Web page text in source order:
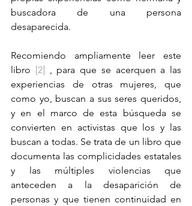
buscadora de una persona
desaparecida.
Recomiendo ampliamente leer este
libro [2] , para que se acerquen a las
experiencias de otras mujeres, que
como yo, buscan a sus seres queridos,
y en el marco de esta búsqueda se
convierten en activistas que los y las
buscan a todas. Se trata de un libro que
documenta las complicidades estatales
y las múltiples violencias que
anteceden a la desaparición de
personas y que tienen continuidad en